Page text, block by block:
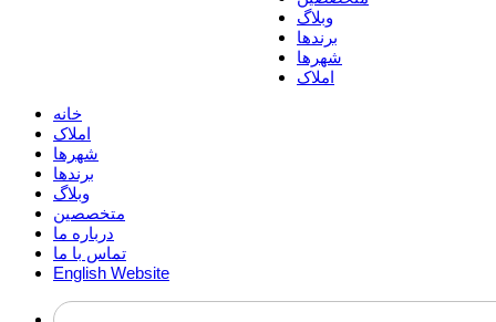
وبلاگ
برندها
شهرها
املاک
خانه
املاک
شهرها
برندها
وبلاگ
متخصصین
درباره ما
تماس با ما
English Website